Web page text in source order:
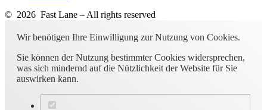
© 2026 Fast Lane – All rights reserved
Wir benötigen Ihre Einwilligung zur Nutzung von Cookies.
Sie können der Nutzung bestimmter Cookies widersprechen,
was sich mindernd auf die Nützlichkeit der Website für Sie
auswirken kann.